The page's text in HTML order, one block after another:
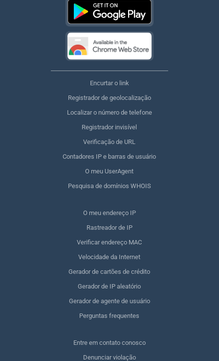
Encurtar o link
Registrador de geolocalização
Localizar o número de telefone
Registrador invisível
Verificação de URL
Contadores IP e barras de usuário
O meu UserAgent
Pesquisa de domínios WHOIS
O meu endereço IP
Rastreador de IP
Verificar endereço MAC
Velocidade da Internet
Gerador de cartões de crédito
Gerador de IP aleatório
Gerador de agente de usuário
Perguntas frequentes
Entre em contato conosco
Denunciar violação